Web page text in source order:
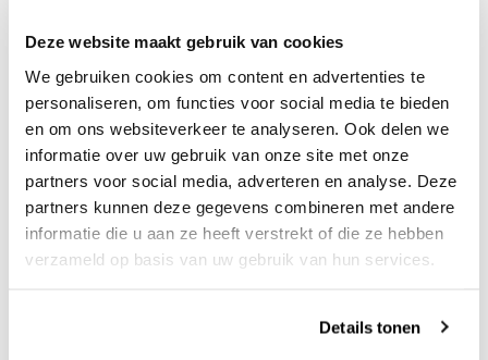
Deze website maakt gebruik van cookies
We gebruiken cookies om content en advertenties te
personaliseren, om functies voor social media te bieden
en om ons websiteverkeer te analyseren. Ook delen we
informatie over uw gebruik van onze site met onze
partners voor social media, adverteren en analyse. Deze
partners kunnen deze gegevens combineren met andere
informatie die u aan ze heeft verstrekt of die ze hebben
verzameld op basis van uw gebruik van hun services.
Details tonen
Urban Nails Gelpolish Duo | Natural
Obsession
Met trots presenteren wij jullie deze prachtige gelpolish
collectie; Natural Obsession.
Deze prachtige collectie is met veel zorg en liefde
samengesteld, perfect passend bij de wensen van de klant.
De collectie bestaat uit 2 kleuren gelpolish die wij een hele
anders dan de kleuren die we al kennen. Overigens zijn deze